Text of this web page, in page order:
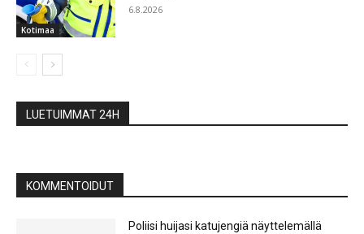
Kotimaa
6.8.2026
LUETUIMMAT 24H
KOMMENTOIDUT
Poliisi huijasi katujengiä näyttelemällä